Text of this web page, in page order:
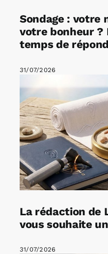
Sondage :
votre bonheur ?
temps de
31/07/2026
La rédaction de
vous souhaite
31/07/2026